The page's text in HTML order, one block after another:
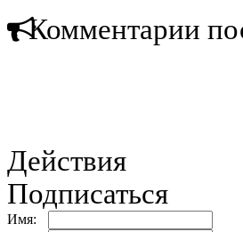
Комментарии
Действия
Подписаться
Имя: